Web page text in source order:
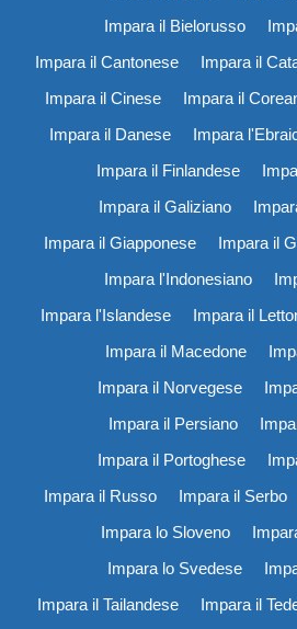
Impara il Bielorusso
Impara il Cantonese
Impara il
Impara il Cinese
Impara il
Impara il Danese
Impara
Impara il Finlandese
Impara il Galiziano
Impara il Giapponese
Impara il
Impara l'Indonesiano
Impara l'Islandese
Impara il
Impara il Macedone
Impara il Norvegese
Impara il Persiano
Impara il Portoghese
Impara il Russo
Impara il Serbo
Impara lo Sloveno
Impara lo Svedese
Impara il Tailandese
Impara il